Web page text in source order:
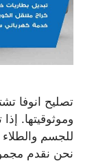
تصليح انوفا
وموثوقيتها.
للجسم
نحن نقدم